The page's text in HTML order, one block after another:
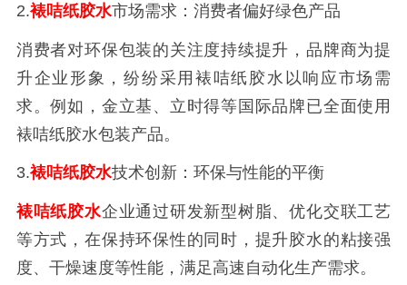
2.裱咭纸胶水市场需求：消费者偏好绿色产品
消费者对环保包装的关注度持续提升，品牌商为提
升企业形象，纷纷采用裱咭纸胶水以响应市场需
求。例如，金立基、立时得等国际品牌已全面使用
裱咭纸胶水包装产品。
3.裱咭纸胶水技术创新：环保与性能的平衡
裱咭纸胶水企业通过研发新型树脂、优化交联工艺
等方式，在保持环保性的同时，提升胶水的粘接强
度、干燥速度等性能，满足高速自动化生产需求。